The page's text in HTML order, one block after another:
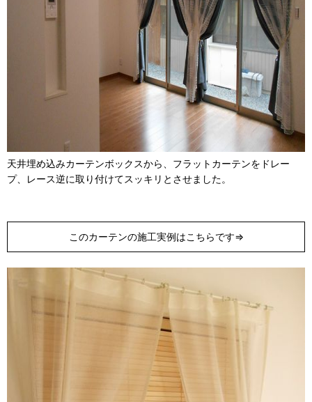
天井埋め込みカーテンボックスから、フラットカーテンをドレー
プ、レース逆に取り付けてスッキリとさせました。
このカーテンの施工実例はこちらです⇒